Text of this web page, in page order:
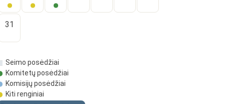
31
Seimo posėdžiai
Komitetų posėdžiai
Komisijų posėdžiai
Kiti renginiai